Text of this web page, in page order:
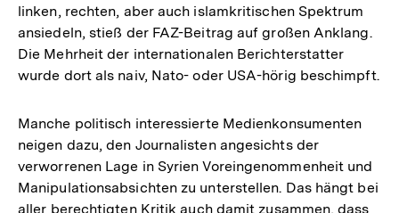
linken, rechten, aber auch islamkritischen Spektrum
ansiedeln, stieß der FAZ-Beitrag auf großen Anklang.
Die Mehrheit der internationalen Berichterstatter
wurde dort als naiv, Nato- oder USA-hörig beschimpft.
Manche politisch interessierte Medienkonsumenten
neigen dazu, den Journalisten angesichts der
verworrenen Lage in Syrien Voreingenommenheit und
Manipulationsabsichten zu unterstellen. Das hängt bei
aller berechtigten Kritik auch damit zusammen, dass